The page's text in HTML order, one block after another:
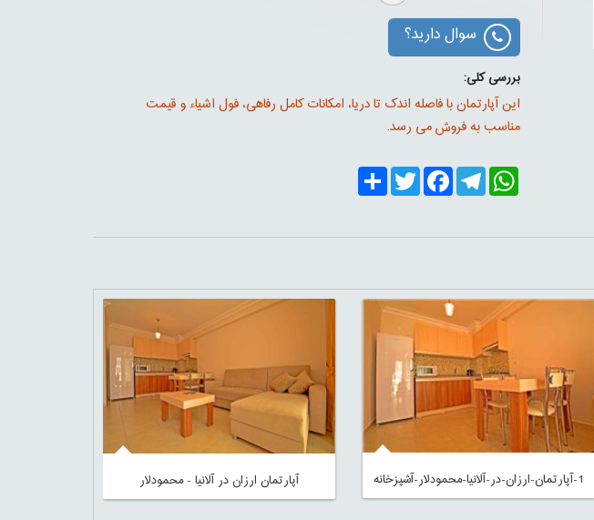
سوال دارید؟
بررسی کلی:
این آپارتمان با فاصله اندک تا دریا، امکانات کامل رفاهی، فول اشیاء و قیمت
مناسب به فروش می رسد.
ShareTwitter
FacebookTelegramWhatsApp
آپارتمان ارزان در آلانیا - محمودلار 1-آپارتمان-ارزان-در-آلانیا-محمودلار-آشپزخانه